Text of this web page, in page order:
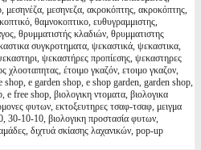
μεσηνεζα, ακροκόπτης, ακροκόπτης,
θαμνοκοπτικο, ευθυγραμμιστης,
θρυμματιστής κλαδιών, θρυμματιστης
συγκροτηματα, ψεκαστικά, ψεκαστικα,
ψεκαστήρες προπίεσης, ψεκαστηρες
χλοοταπητας, έτοιμο γκαζόν, ετοιμο γκαζον,
shop, e garden shop, e shop garden, garden shop,
free shop, βιολογικη ντοματα, βιολογικα
φυτων, εκτοξευτηρες τσαφ-τσαφ, μειγμα
30-10-10, βιολογικη προστασία φυτων,
διχτυά σκίασης λαχανικών, pop-up